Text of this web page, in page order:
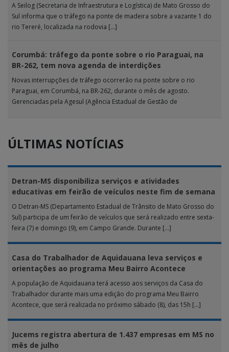
A Seilog (Secretaria de Infraestrutura e Logística) de Mato Grosso do
Sul informa que o tráfego na ponte de madeira sobre a vazante 1 do
rio Tereré, localizada na rodovia […]
Corumbá: tráfego da ponte sobre o rio Paraguai, na
BR-262, tem nova agenda de interdições
Novas interrupções de tráfego ocorrerão na ponte sobre o rio
Paraguai, em Corumbá, na BR-262, durante o mês de agosto.
Gerenciadas pela Agesul (Agência Estadual de Gestão de
ÚLTIMAS NOTÍCIAS
Detran-MS disponibiliza serviços e atividades
educativas em feirão de veículos neste fim de semana
O Detran-MS (Departamento Estadual de Trânsito de Mato Grosso do
Sul) participa de um feirão de veículos que será realizado entre sexta-
feira (7) e domingo (9), em Campo Grande. Durante […]
Casa do Trabalhador de Aquidauana leva serviços e
orientações ao programa Meu Bairro Acontece
A população de Aquidauana terá acesso aos serviços da Casa do
Trabalhador durante mais uma edição do programa Meu Bairro
Acontece, que será realizada no próximo sábado (8), das 15h […]
Jucems registra abertura de 1.437 empresas em MS no
mês de julho